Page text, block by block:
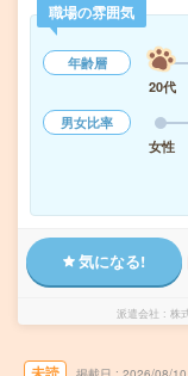
職場の雰囲気
年齢層
20代
男女比率
女性
気になる!
派遣会社 株